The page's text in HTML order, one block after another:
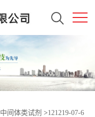
中间体类试剂 >121219-07-6